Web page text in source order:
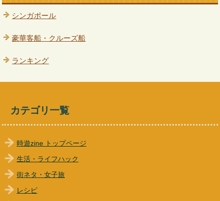
シンガポール
豪華客船・クルーズ船
ランキング
カテゴリ一覧
時遊zine トップページ
生活・ライフハック
街ネタ・女子旅
レシピ